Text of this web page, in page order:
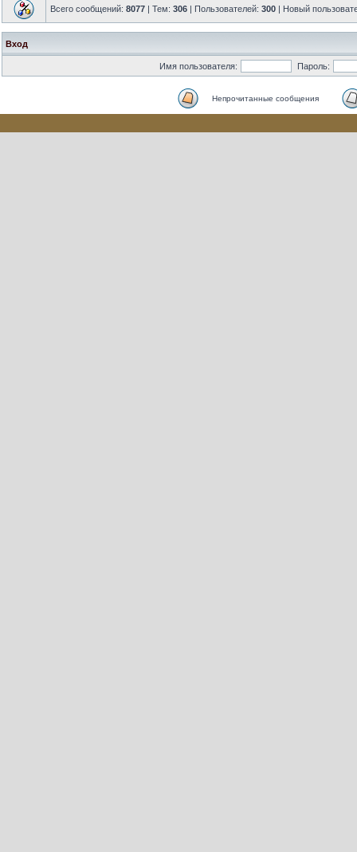
Всего сообщений: 8077 | Тем: 306 | Пользователей: 300 | Новый
Вход
Имя пользователя: Пароль:
Непрочитанные сообщения